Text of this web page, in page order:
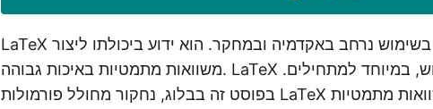
LaTeX היא מערכת להכנת מסמכים בשימוש נרחב באקדמיה ובמחקר. הוא ידוע ביכולתו ליצור
משוואות מתמטיות באיכות גבוהה. LaTeX יכול להיות קשה ללמידה ולשימוש, במיוחד למתחילים.
בפוסט זה בבלוג, נחקור מחולל פורמולות LaTeX מקוון שיכול לעזור לך ליצור משוואות מתמטיות